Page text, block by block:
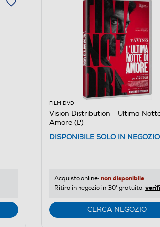
FILM DVD
Vision Distribution - Ultima
Amore (L')
DISPONIBILE SOLO IN NEGOZIO
Acquisto online: non disponibile
Ritiro in negozio in 30' gratuito:
CERCA NEGOZIO